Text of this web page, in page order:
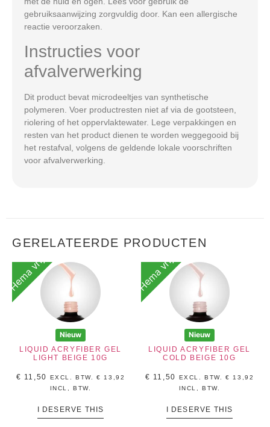
gebruiksaanwijzing zorgvuldig door. Kan een allergische
reactie veroorzaken.
Instructies voor
afvalverwerking
Dit product bevat microdeeltjes van synthetische
polymeren. Voer productresten niet af via de gootsteen,
riolering of het oppervlaktewater. Lege verpakkingen en
resten van het product dienen te worden weggegooid bij
het restafval, volgens de geldende lokale voorschriften
voor afvalverwerking.
GERELATEERDE PRODUCTEN
Hema vrij
Nieuw
LIQUID ACRYFIBER GEL
LIGHT BEIGE 10G
€ 11,50 EXCL. BTW.€
13,92
INCL, BTW.
I DESERVE THIS
Hema vrij
Nieuw
LIQUID ACRYFIBER GEL
COLD BEIGE 10G
€ 11,50 EXCL. BTW.€
13,92
INCL, BTW.
I DESERVE THIS